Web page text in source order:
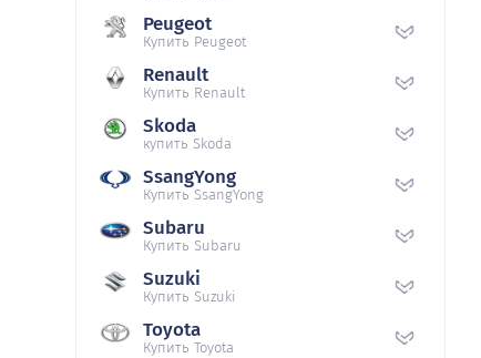
Peugeot
Купить Peugeot
Renault
Купить Renault
Skoda
купить Skoda
SsangYong
Купить SsangYong
Subaru
Купить Subaru
Suzuki
Купить Suzuki
Toyota
Купить Toyota